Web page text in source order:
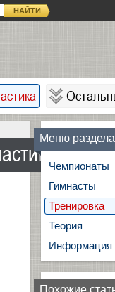
НАЙТИ
Меню
Чемпионаты
Гимнасты
Тренировка
Теория
Информация
Похожие